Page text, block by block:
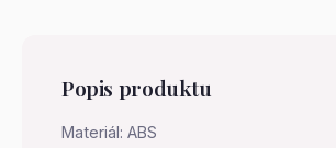
Popis produktu
Materiál: ABS